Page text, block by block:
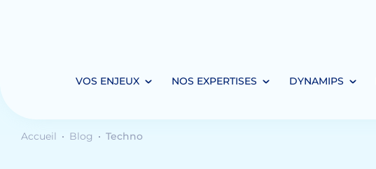
VOS ENJEUX NOS EXPERTISES DYNAMIPS
Accueil Blog Techno